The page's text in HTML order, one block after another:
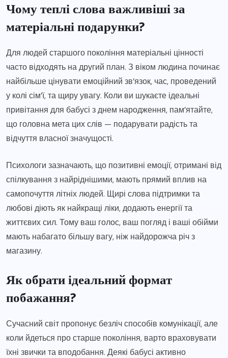
Чому теплі слова важливіші за
матеріальні подарунки?
Для людей старшого покоління матеріальні цінності
часто відходять на другий план. З віком людина починає
найбільше цінувати емоційний зв’язок, час, проведений
у колі сім’ї, та щиру увагу. Коли ви шукаєте ідеальні
привітання для бабусі з днем народження, пам’ятайте,
що головна мета цих слів — подарувати радість та
відчуття власної значущості.
Психологи зазначають, що позитивні емоції, отримані від
спілкування з найріднішими, мають прямий вплив на
самопочуття літніх людей. Щирі слова підтримки та
любові діють як найкращі ліки, додають енергії та
життєвих сил. Тому ваш голос, ваш погляд і ваші обійми
мають набагато більшу вагу, ніж найдорожча річ з
магазину.
Як обрати ідеальний формат
побажання?
Сучасний світ пропонує безліч способів комунікації, але
коли йдеться про старше покоління, варто враховувати
їхні звички та вподобання. Деякі бабусі активно